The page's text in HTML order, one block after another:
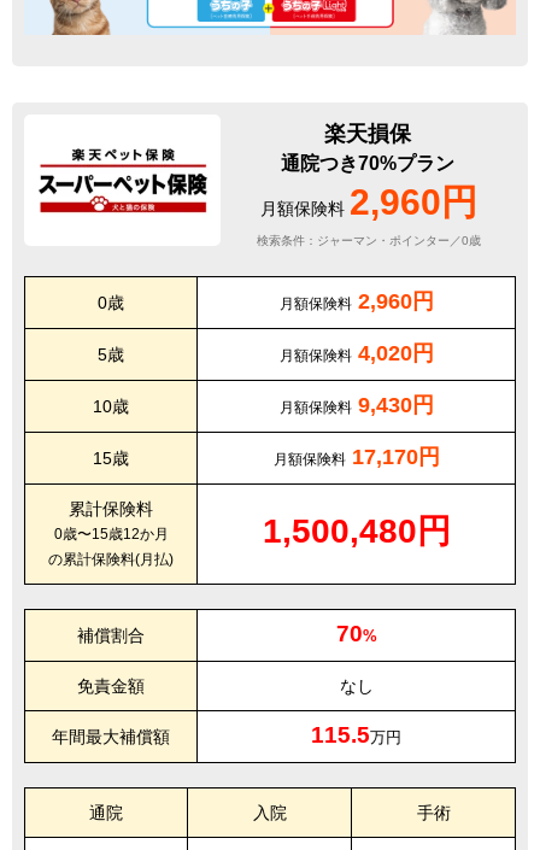
楽天損保
通院つき70%プラン
月額保険料 2,960円
検索条件：ジャーマン・ポインター／0歳
0歳 月額保険料 2,960円
5歳 月額保険料 4,020円
10歳 月額保険料 9,430円
15歳 月額保険料 17,170円
累計保険料
0歳〜15歳12か月
の累計保険料(月払)
1,500,480円
補償割合 70%
免責金額 なし
年間最大補償額 115.5万円
通院 入院 手術